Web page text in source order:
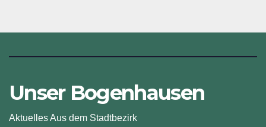
Unser Bogenhausen
Aktuelles Aus dem Stadtbezirk